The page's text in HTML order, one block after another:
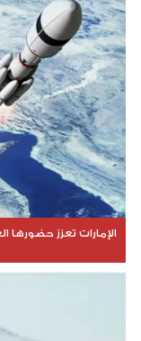
الإمارات تعزز حضورها